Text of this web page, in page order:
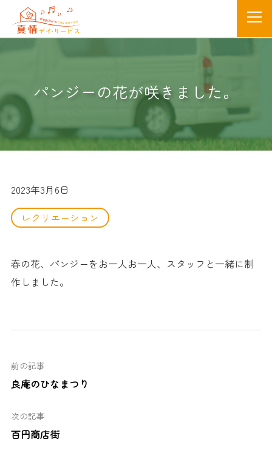
パンジーの花が咲きました。
2023年3月6日
レクリエーション
春の花、パンジーをお一人お一人、スタッフと一緒に制
作しました。
前の記事
良庵のひなまつり
次の記事
百円商店街